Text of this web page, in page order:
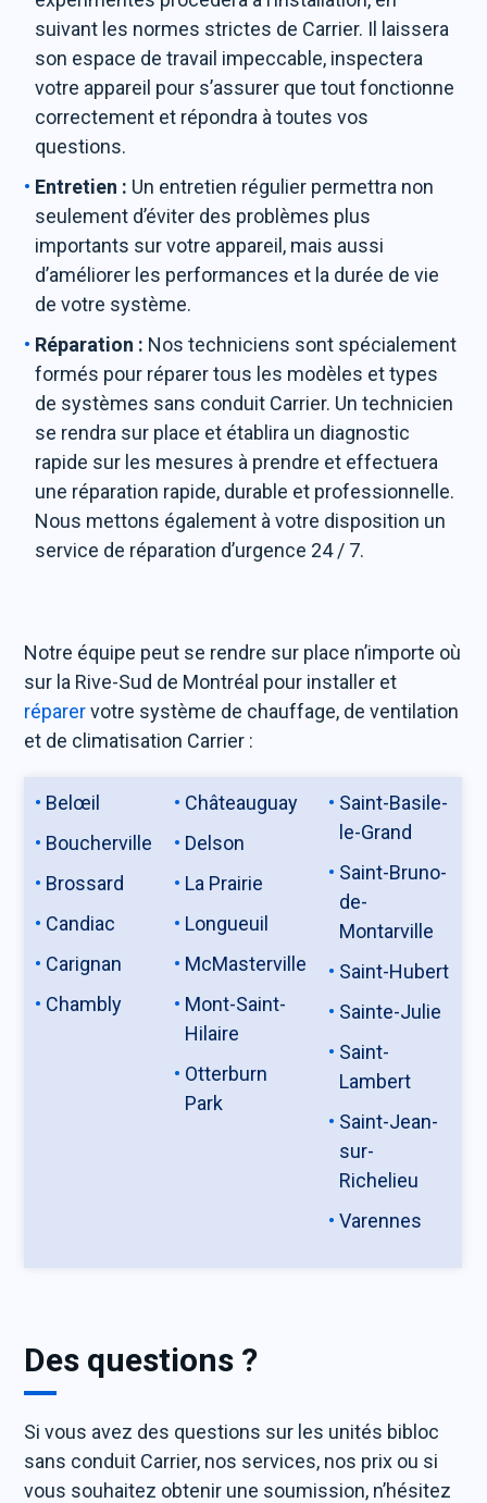
suivant les normes strictes de Carrier. Il laissera
son espace de travail impeccable, inspectera
votre appareil pour s’assurer que tout fonctionne
correctement et répondra à toutes vos
questions.
Entretien : Un entretien régulier permettra non
seulement d’éviter des problèmes plus
importants sur votre appareil, mais aussi
d’améliorer les performances et la durée de vie
de votre système.
Réparation : Nos techniciens sont spécialement
formés pour réparer tous les modèles et types
de systèmes sans conduit Carrier. Un technicien
se rendra sur place et établira un diagnostic
rapide sur les mesures à prendre et effectuera
une réparation rapide, durable et professionnelle.
Nous mettons également à votre disposition un
service de réparation d’urgence 24 / 7.
Notre équipe peut se rendre sur place n’importe où
sur la Rive-Sud de Montréal pour installer et
réparervotre système de chauffage, de ventilation
et de climatisation Carrier :
Belœil
Boucherville
Brossard
Candiac
Carignan
Chambly
Châteauguay
Delson
La Prairie
Longueuil
McMasterville
Mont-Saint-
Hilaire
Otterburn
Park
Saint-Basile-
le-Grand
Saint-Bruno-
de-
Montarville
Saint-Hubert
Sainte-Julie
Saint-
Lambert
Saint-Jean-
sur-
Richelieu
Varennes
Des questions ?
Si vous avez des questions sur les unités bibloc
sans conduit Carrier, nos services, nos prix ou si
vous souhaitez obtenir une soumission, n’hésitez